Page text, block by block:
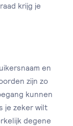
krijg je
en
zijn zo
kunnen
je zeker wilt
degene